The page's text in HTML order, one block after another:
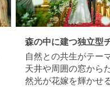
森の中に建つ独立型
自然との共生がテー
天井や周囲の窓から
然光が花嫁を輝かせ